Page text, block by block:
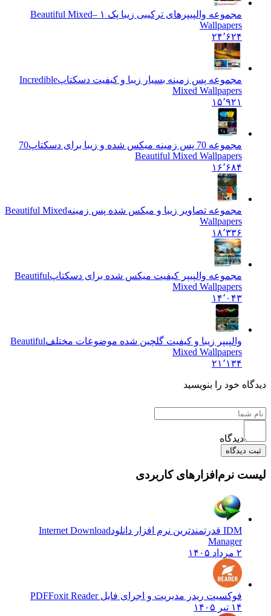
مجموعه والپیپرهای ترکیبی زیبا پک ۱ –
Beautiful Mixed
Wallpapers
۲۴٬۶۲۴
مجموعه پس زمینه بسیار زیبا و کیفیت دسکتاپIncredible
Mixed Wallpapers
۱۵٬۹۲۱
مجموعه 70 پس زمینه میکس شده و زیبا برای دسکتاپ
70
Beautiful Mixed Wallpapers
۱۶٬۶۸۴
مجموعه تصاویر زیبا و میکس شده پس زمینهBeautiful Mixed
Wallpapers
۱۸٬۳۳۶
مجموعه والپیپر کیفیت میکس شده برای دسکتاپBeautiful
Mixed Wallpapers
۱۴٬۰۴۳
والپیپر زیبا و کیفیت گلچین شده موضوعات مختلفBeautiful
Mixed Wallpapers
۲۱٬۱۳۴
دیدگاه خود را بنویسید
دیدگاه
ثبت دیدگاه
لیست نرم‌افزارهای کاربردی
IDM قدرتمندترین نرم افزار دانلود
Internet Download
Manager
۲ مرداد ۱۴۰۵
فوکسیت ریدر مدیریت و اجرای فایل PDFFoxit Reader
۱۴ تیر ۱۴۰۵